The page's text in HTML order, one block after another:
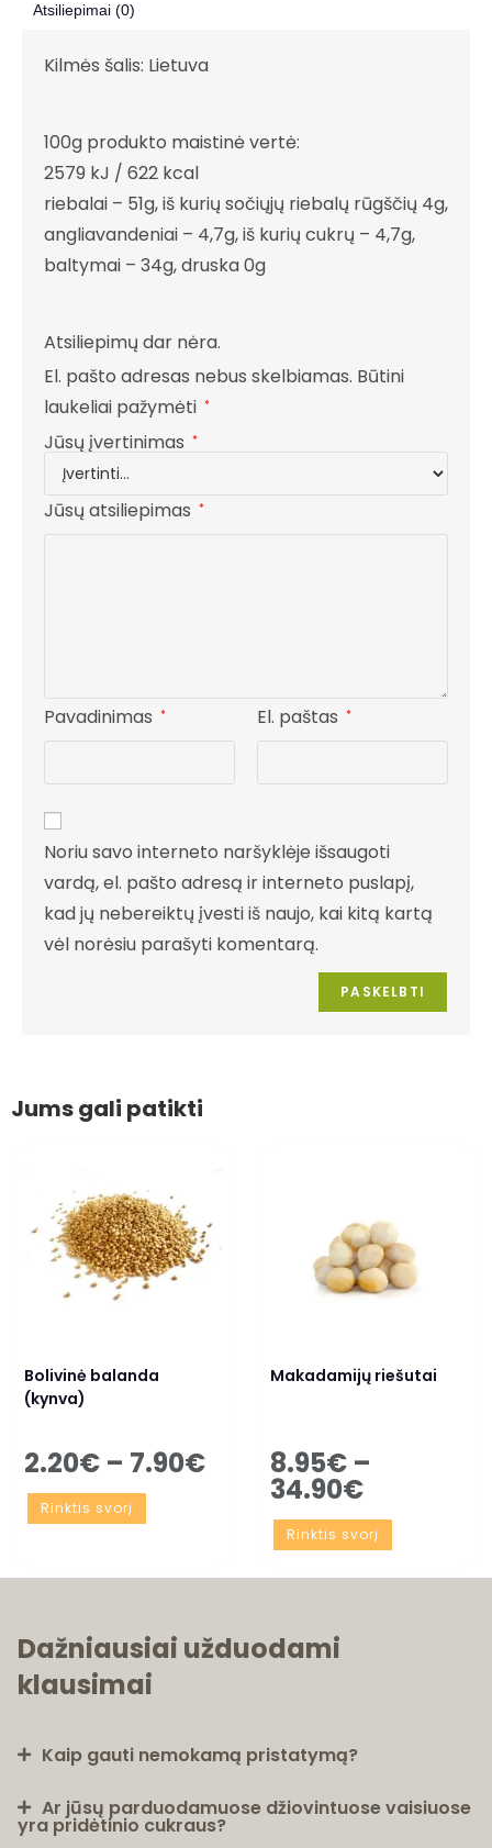
Jums gali patikti
Bolivinė balanda
(kynva)
2.20€ – 7.90€
Rinktis svorį
Makadamijų riešutai
8.95€ –
34.90€
Rinktis svorį
Atsiliepimai (0)
Kilmės šalis: Lietuva
100g produkto maistinė vertė:
2579 kJ / 622 kcal
riebalai – 51g, iš kurių sočiųjų riebalų rūgščių 4g,
angliavandeniai – 4,7g, iš kurių cukrų – 4,7g,
baltymai – 34g, druska 0g
Atsiliepimų dar nėra.
El. pašto adresas nebus skelbiamas. Būtini
laukeliai pažymėti *
Jūsų įvertinimas *
Jūsų atsiliepimas *
Pavadinimas * El. paštas *
Noriu savo interneto naršyklėje išsaugoti
vardą, el. pašto adresą ir interneto puslapį,
kad jų nebereiktų įvesti iš naujo, kai kitą kartą
vėl norėsiu parašyti komentarą.
Dažniausiai užduodami
klausimai
Kaip gauti nemokamą pristatymą?
Ar jūsų parduodamuose džiovintuose vaisiuose
yra pridėtinio cukraus?